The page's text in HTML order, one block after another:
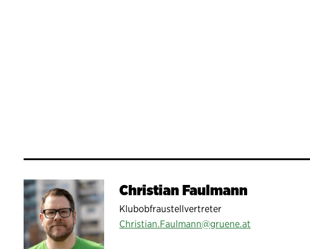
Christian Faulmann
Klubobfraustellvertreter
Christian.Faulmann@gruene.at